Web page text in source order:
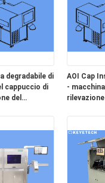
degradabile di
cappuccio di
del
AOI Cap
-